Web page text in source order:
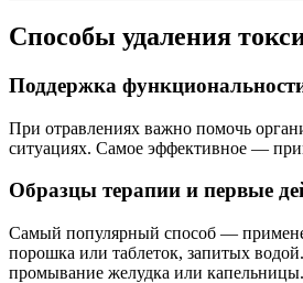
Способы удаления
Поддержка
При отравлениях важно помочь
ситуациях. Самое эффективное —
Образцы терапии и первые
Самый популярный способ —
порошка или таблеток, запитых
промывание желудка или капельницы.